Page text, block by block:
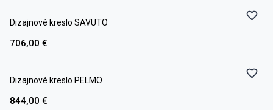
Dizajnové kreslo SAVUTO
706,00 €
Dizajnové kreslo PELMO
844,00 €